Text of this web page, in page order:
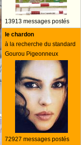
13913 messages postés
le chardon
à la recherche du standard
Gourou Pigeonneux
72927 messages postés